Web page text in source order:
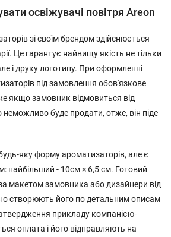
освіжувачі повітря Areon
зі своїм брендом здійснюється
Це гарантує найвищу якість не тільки
і друку логотипу. При оформленні
під замовлення обов'язкове
якщо замовник відмовиться від
неможливо буде продати, отже, він піде
яку форму ароматизаторів, але є
найбільший - 10см × 6,5 см. Готовий
макетом замовника або дизайнери від
створюють його по детальним описам
прикладу компанією-
оплата і його відправляють на